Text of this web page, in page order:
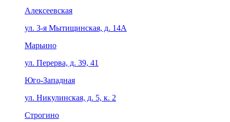
Алексеевская
ул. 3-я Мытищинская, д. 14А
Марьино
ул. Перерва, д. 39, 41
Юго-Западная
ул. Никулинская, д. 5, к. 2
Строгино